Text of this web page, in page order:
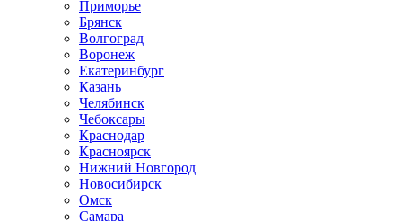
Приморье
Брянск
Волгоград
Воронеж
Екатеринбург
Казань
Челябинск
Чебоксары
Краснодар
Красноярск
Нижний Новгород
Новосибирск
Омск
Самара